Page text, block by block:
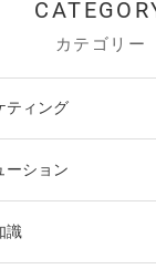
カテゴリー
ティング
ーション
識